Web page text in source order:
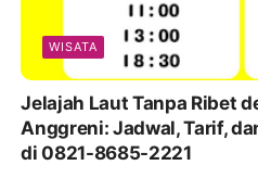
WISATA
Jelajah Laut Tanpa Ribet
Anggreni: Jadwal, Tarif,
di 0821-8685-2221